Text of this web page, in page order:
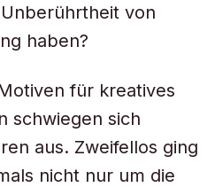
von
haben?
für kreatives
schwiegen sich
aus. Zweifellos ging
nicht nur um die